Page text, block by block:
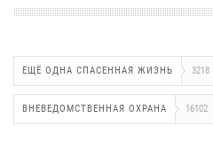
ЕЩЁ ОДНА СПАСЕННАЯ ЖИЗНЬ 3218
ВНЕВЕДОМСТВЕННАЯ ОХРАНА 16102